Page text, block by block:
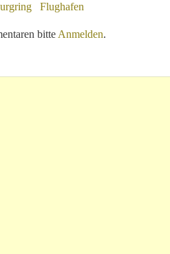
Flughafen
bitte Anmelden.